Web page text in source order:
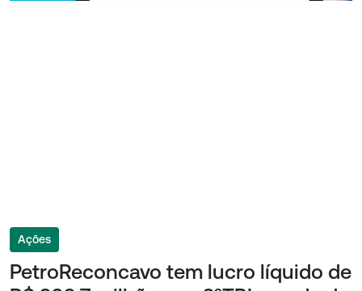
Ações
PetroReconcavo tem lucro líquido de